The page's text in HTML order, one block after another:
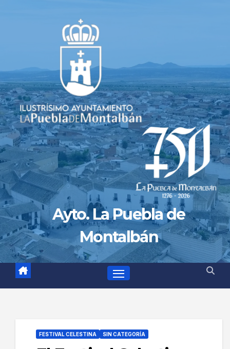
Ayto. La Puebla de
Montalbán
FESTIVAL CELESTINA SIN CATEGORÍA